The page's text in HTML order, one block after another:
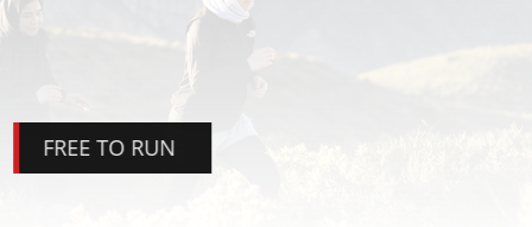
FREE TO RUN